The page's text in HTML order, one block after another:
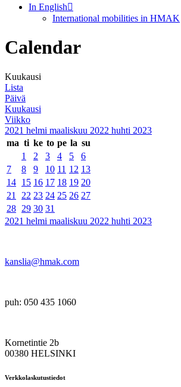
In English
International mobilities in HMAK
Calendar
Kuukausi
Lista
Päivä
Kuukausi
Viikko
2021 helmi maaliskuu 2022 huhti 2023
ma ti ke to pe la su
1
2 3 4 5
6
7
8 9 10 11 12 13
14 15 16 17 18 19 20
21
22 23 24 25 26 27
28 29 30 31
2021 helmi maaliskuu 2022 huhti 2023
kanslia@hmak.com
puh: 050 435 1060
Kornetintie 2b
00380 HELSINKI
Verkkolaskutustiedot